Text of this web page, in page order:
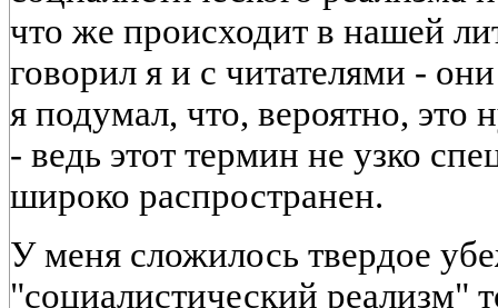
что же происходит в нашей
говорил я и с читателями -
я подумал, что, вероятно,
- ведь этот термин не узко
широко распространен.
У меня сложилось твердое
"социалистический реализм"